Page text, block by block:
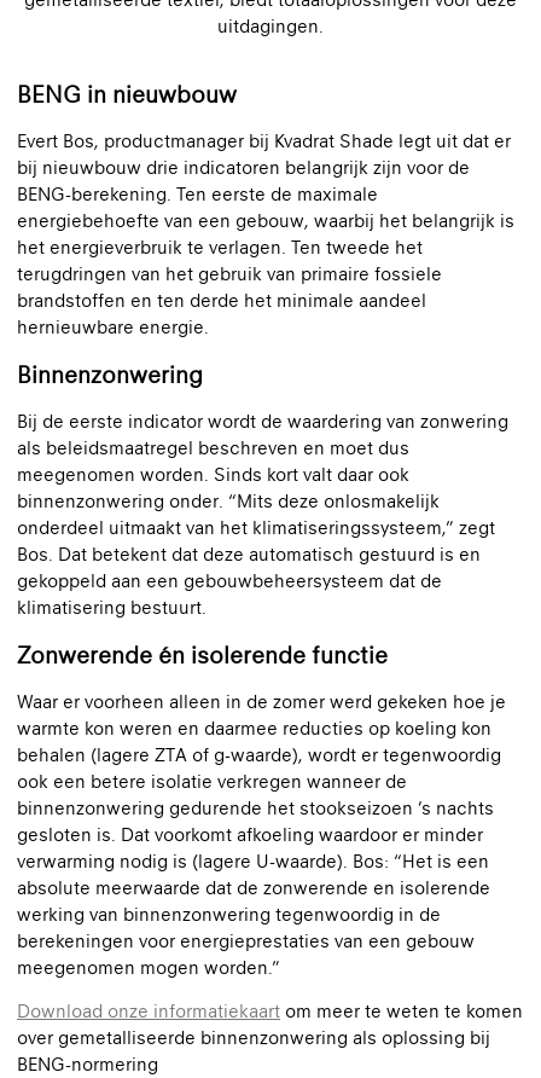
uitdagingen.
BENG in nieuwbouw
Evert Bos, productmanager bij Kvadrat Shade legt uit dat er
bij nieuwbouw drie indicatoren belangrijk zijn voor de
BENG-berekening. Ten eerste de maximale
energiebehoefte van een gebouw, waarbij het belangrijk is
het energieverbruik te verlagen. Ten tweede het
terugdringen van het gebruik van primaire fossiele
brandstoffen en ten derde het minimale aandeel
hernieuwbare energie.
Binnenzonwering
Bij de eerste indicator wordt de waardering van zonwering
als beleidsmaatregel beschreven en moet dus
meegenomen worden. Sinds kort valt daar ook
binnenzonwering onder. “Mits deze onlosmakelijk
onderdeel uitmaakt van het klimatiseringssysteem,” zegt
Bos. Dat betekent dat deze automatisch gestuurd is en
gekoppeld aan een gebouwbeheersysteem dat de
klimatisering bestuurt.
Zonwerende én isolerende functie
Waar er voorheen alleen in de zomer werd gekeken hoe je
warmte kon weren en daarmee reducties op koeling kon
behalen (lagere ZTA of g-waarde), wordt er tegenwoordig
ook een betere isolatie verkregen wanneer de
binnenzonwering gedurende het stookseizoen ’s nachts
gesloten is. Dat voorkomt afkoeling waardoor er minder
verwarming nodig is (lagere U-waarde). Bos: “Het is een
absolute meerwaarde dat de zonwerende en isolerende
werking van binnenzonwering tegenwoordig in de
berekeningen voor energieprestaties van een gebouw
meegenomen mogen worden.”
Download onze informatiekaart om meer te weten te komen
over gemetalliseerde binnenzonwering als oplossing bij
BENG-normering